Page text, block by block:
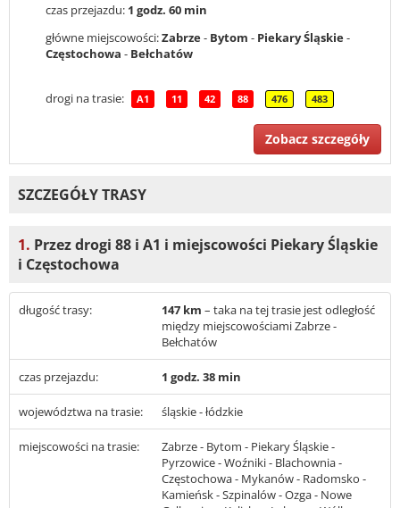
czas przejazdu: 1 godz. 60 min
główne miejscowości:Zabrze- Bytom - Piekary Śląskie-
Częstochowa - Bełchatów
drogi na trasie: A1 11 42 88 476 483
Zobacz szczegóły
SZCZEGÓŁY TRASY
1. Przez drogi 88 i A1 i miejscowości Piekary Śląskie
i Częstochowa
długość trasy: 147 km – taka na tej trasie jest odległość
między miejscowościami Zabrze -
Bełchatów
czas przejazdu: 1 godz. 38 min
województwa na trasie: śląskie - łódzkie
miejscowości na trasie:
Zabrze - Bytom - Piekary Śląskie -
Pyrzowice - Woźniki - Blachownia -
Częstochowa - Mykanów - Radomsko -
Kamieńsk - Szpinalów - Ozga - Nowe